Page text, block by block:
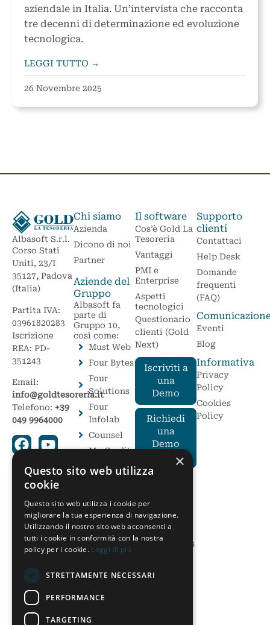
aziendale in Italia. Un’intervista che racconta
tre decenni di determinazione ed evoluzione
tecnologica.
LEGGI TUTTO →
26 Novembre 2025
Albasoft S.r.l.
Corso Stati
Uniti, 23/I
35127, Padova
(Italia)
Partita IVA:
03961820283
Iscrizione
REA: PD-
351243
Email:
info@goldtesoreria.it
Telefono: +39
049 9964000
Chi siamo
Azienda
Dicono di noi
Partner
Aziende del
Gruppo
Albasoft fa
parte di
Gruppo 10,
così come:
Must Web
Four Bytes
Four
Solutions
Four
Infolab
Counsel
My Credit
Soluzioni
Postali
On
Solution
Il software
Cos’è Gold La
Tesoreria
Vantaggi
PMI e
Enterprise
Aspetti
tecnologici
Questionario
clienti (Gold
Next)
Iscriviti a
una
Demo
Richiedi
una
Demo
per te
Cosa sono i
Moduli
Avanzati
Gold Business
Supporto
clienti
Contattaci
Help Desk
Domande
frequenti
(FAQ)
Eventi
Blog
Informativa
Privacy
Policy
Cookies
Policy
×
Questo sito web utilizza
cookie
Questo sito web utilizza i cookie per
migliorare la tua esperienza di navigazione.
Utilizzando il nostro sito web acconsenti a
tutti i cookie in conformità con la nostra
policy per i cookie. Leggi di più
STRETTAMENTE NECESSARI
PERFORMANCE
TARGETING